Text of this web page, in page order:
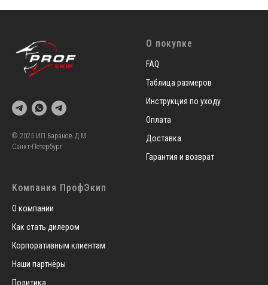
© 2025 ИП Баранов Д.М.
Санкт-Петербург
О покупке
FAQ
Таблица размеров
Инструкция по уходу
Оплата
Доставка
Гарантия и возврат
Компания ПрофЭкип
О компании
Как стать дилером
Корпоративным клиентам
Наши партнёры
Политика